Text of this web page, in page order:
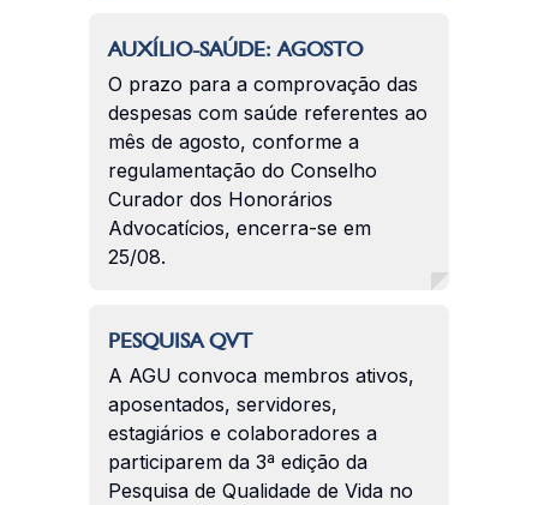
AUXÍLIO-SAÚDE: AGOSTO
O prazo para a comprovação das
despesas com saúde referentes ao
mês de agosto, conforme a
regulamentação do Conselho
Curador dos Honorários
Advocatícios, encerra-se em
25/08.
PESQUISA QVT
A AGU convoca membros ativos,
aposentados, servidores,
estagiários e colaboradores a
participarem da 3ª edição da
Pesquisa de Qualidade de Vida no